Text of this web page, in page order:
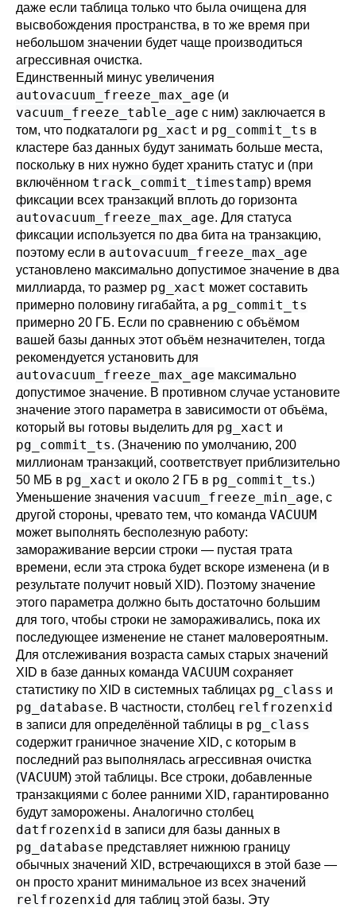
даже если таблица только что была очищена для
высвобождения пространства, в то же время при
небольшом значении будет чаще производиться
агрессивная очистка.
Единственный минус увеличения
autovacuum_freeze_max_age (и
vacuum_freeze_table_age с ним) заключается в
том, что подкаталоги pg_xact и pg_commit_ts в
кластере баз данных будут занимать больше места,
поскольку в них нужно будет хранить статус и (при
включённом track_commit_timestamp) время
фиксации всех транзакций вплоть до горизонта
autovacuum_freeze_max_age. Для статуса
фиксации используется по два бита на транзакцию,
поэтому если в autovacuum_freeze_max_age
установлено максимально допустимое значение в два
миллиарда, то размер pg_xact может составить
примерно половину гигабайта, а pg_commit_ts
примерно 20 ГБ. Если по сравнению с объёмом
вашей базы данных этот объём незначителен, тогда
рекомендуется установить для
autovacuum_freeze_max_age максимально
допустимое значение. В противном случае установите
значение этого параметра в зависимости от объёма,
который вы готовы выделить для pg_xact и
pg_commit_ts. (Значению по умолчанию, 200
миллионам транзакций, соответствует приблизительно
50 МБ в pg_xact и около 2 ГБ в pg_commit_ts.)
Уменьшение значения vacuum_freeze_min_age, с
другой стороны, чревато тем, что команда VACUUM
может выполнять бесполезную работу:
замораживание версии строки — пустая трата
времени, если эта строка будет вскоре изменена (и в
результате получит новый XID). Поэтому значение
этого параметра должно быть достаточно большим
для того, чтобы строки не замораживались, пока их
последующее изменение не станет маловероятным.
Для отслеживания возраста самых старых значений
XID в базе данных команда VACUUM сохраняет
статистику по XID в системных таблицах pg_class и
pg_database. В частности, столбец relfrozenxid
в записи для определённой таблицы в pg_class
содержит граничное значение XID, с которым в
последний раз выполнялась агрессивная очистка
(VACUUM) этой таблицы. Все строки, добавленные
транзакциями с более ранними XID, гарантированно
будут заморожены. Аналогично столбец
datfrozenxid в записи для базы данных в
pg_database представляет нижнюю границу
обычных значений XID, встречающихся в этой базе —
он просто хранит минимальное из всех значений
relfrozenxid для таблиц этой базы. Эту